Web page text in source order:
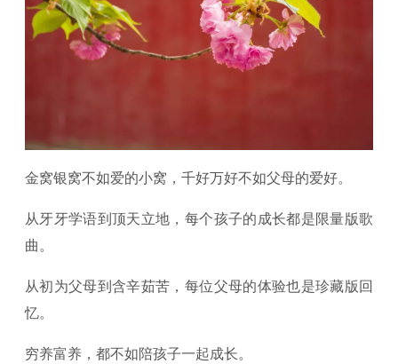
金窝银窝不如爱的小窝，千好万好不如父母的爱好。
从牙牙学语到顶天立地，每个孩子的成长都是限量版歌
曲。
从初为父母到含辛茹苦，每位父母的体验也是珍藏版回
忆。
穷养富养，都不如陪孩子一起成长。